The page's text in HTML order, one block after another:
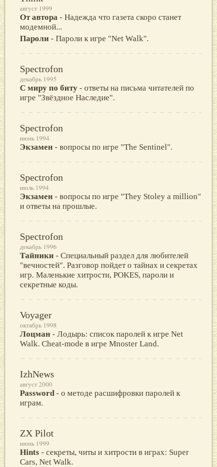
август 1999
От автора - Надежда что газета скоро станет
модемной...
Пароли - Пароли к игре "Net Walk".
Spectrofon
декабрь 1995
С миру по биту - ответы на письма читателей по
игре "Звёздное Наследие".
Spectrofon
июнь 1994
Экзамен - вопросы по игре "The Sentinel".
Spectrofon
июль 1994
Экзамен - вопросы по игре "They Stoley a million"
и ответы на прошлые.
Spectrofon
декабрь 1996
Тайники - Специальный раздел для любителей
"вечностей". Разговор пойдет о тайнах и секретах
игр. Маленькие хитрости, POKES, пароли и
секретные коды.
Voyager
октябрь 1998
Лоцман - Лодырь: список паролей к игре Net
Walk. Cheat-mode в игре Mnoster Land.
IzhNews
август 2000
Password- о методе расшифровки паролей к
играм.
ZX Pilot
июнь 1999
Hints - секреты, читы и хитрости в играх: Super
Cars, Net Walk.